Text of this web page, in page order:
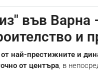
във Варна
и
най-престижните и
от центъра, в